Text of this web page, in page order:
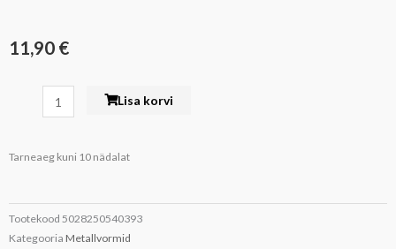
11,90 €
Koogivorm
anodeeritud
hõbedane
MasterClass
Lisa korvi
Tarneaeg kuni 10 nädalat
Tootekood 5028250540393
Kategooria Metallvormid